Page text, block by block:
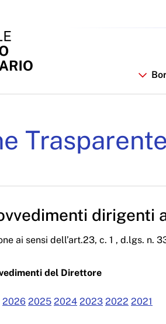
Trasparente
dirigenti
ai sensi dell’art.23, c. 1 , d.lgs. n.
del Direttore
2026 2025 2024 2023 2022 2021